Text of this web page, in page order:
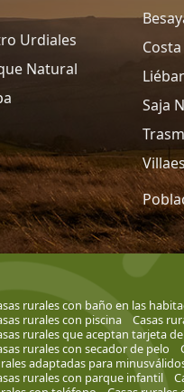
Urdiales
Natural
Saja
rurales con baño en las
rurales con piscina
Casas
rurales que aceptan tarjeta
rurales con secador de pelo
adaptadas para
rurales con parque infantil